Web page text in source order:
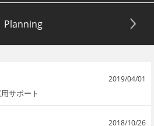
Planning
2019/04/01
サポート
2018/10/26